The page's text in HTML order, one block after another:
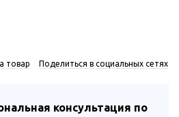
товар Поделиться в социальных сетях
консультация по